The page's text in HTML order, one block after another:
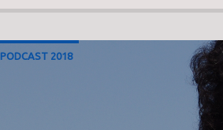
PODCAST 2018